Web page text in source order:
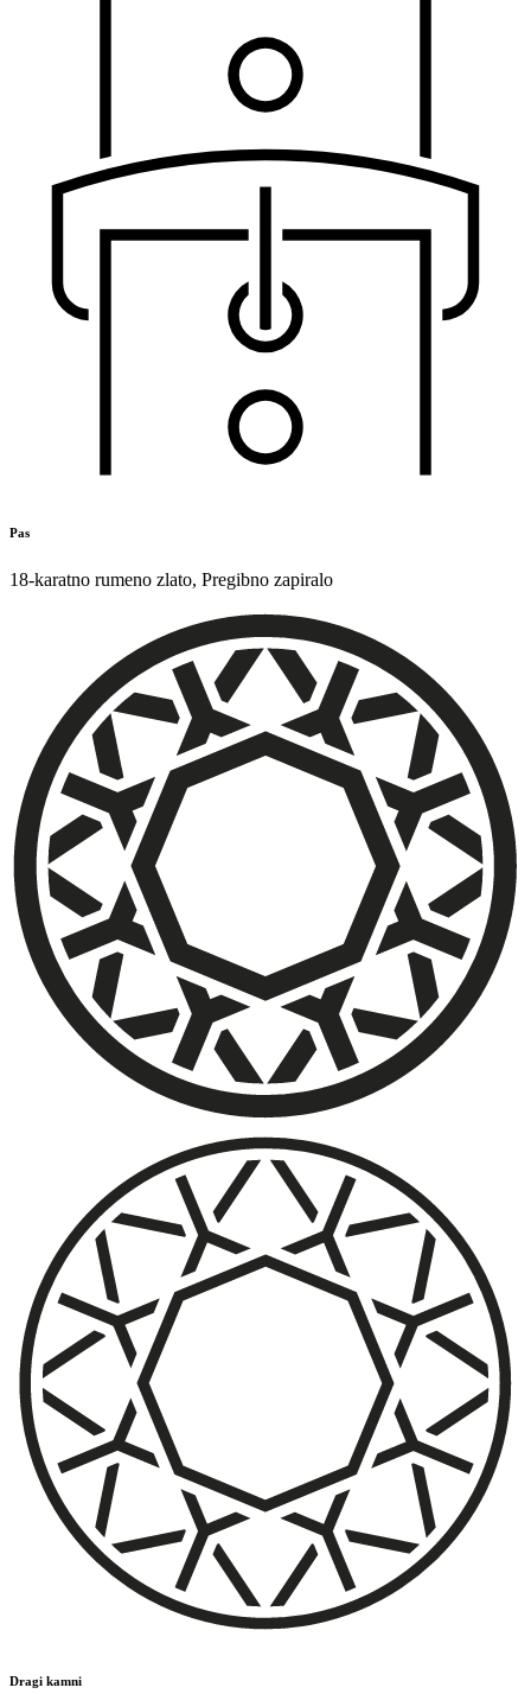
Pas
18-karatno rumeno zlato, Pregibno zapiralo
Dragi kamni